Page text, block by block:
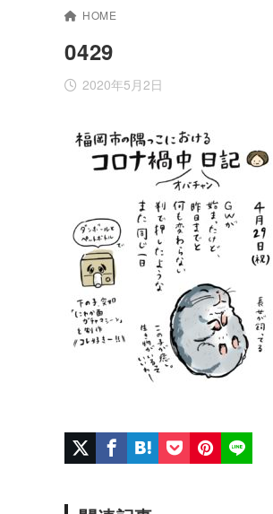
HOME
0429
2020年5月2日